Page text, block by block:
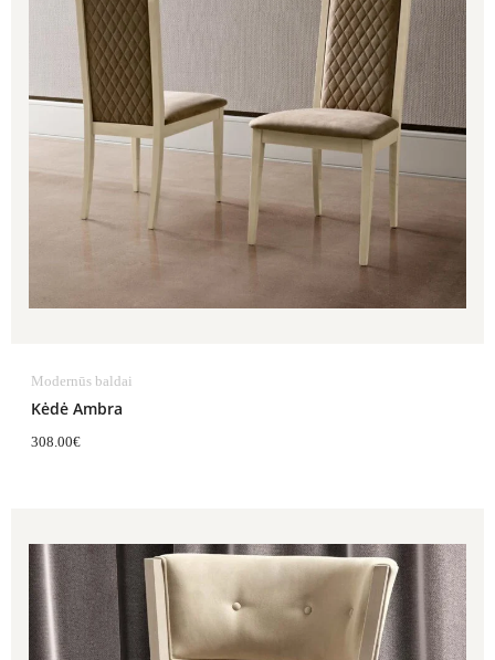
Modernūs baldai
Kėdė Ambra
308.00€